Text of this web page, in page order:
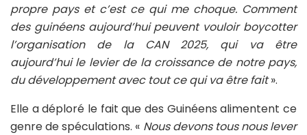
propre pays et c’est ce qui me choque. Comment
des guinéens aujourd’hui peuvent vouloir boycotter
l’organisation de la CAN 2025, qui va être
aujourd’hui le levier de la croissance de notre pays,
du développement avec tout ce qui va être fait».
Elle a déploré le fait que des Guinéens alimentent ce
genre de spéculations. « Nous devons tous nous lever